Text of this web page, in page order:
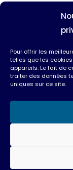
Pour offrir les
telles que les
appareils. Le fait de
traiter des données
uniques sur ce site.
Entrons en
Mentions
Politique de
Utilisation